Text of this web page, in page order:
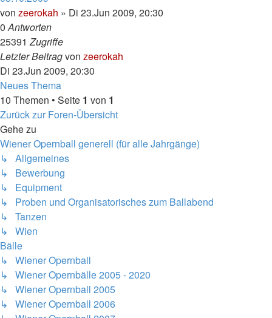
von zeerokah » Di 23.Jun 2009, 20:30
0Antworten
25391Zugriffe
Letzter Beitragvon zeerokah
Di 23.Jun 2009, 20:30
Neues Thema
10 Themen • Seite 1 von 1
Zurück zur Foren-Übersicht
Gehe zu
Wiener Opernball generell (für alle Jahrgänge)
↳ Allgemeines
↳ Bewerbung
↳ Equipment
↳ Proben und Organisatorisches zum Ballabend
↳ Tanzen
↳ Wien
Bälle
↳ Wiener Opernball
↳ Wiener Opernbälle 2005 - 2020
↳ Wiener Opernball 2005
↳ Wiener Opernball 2006